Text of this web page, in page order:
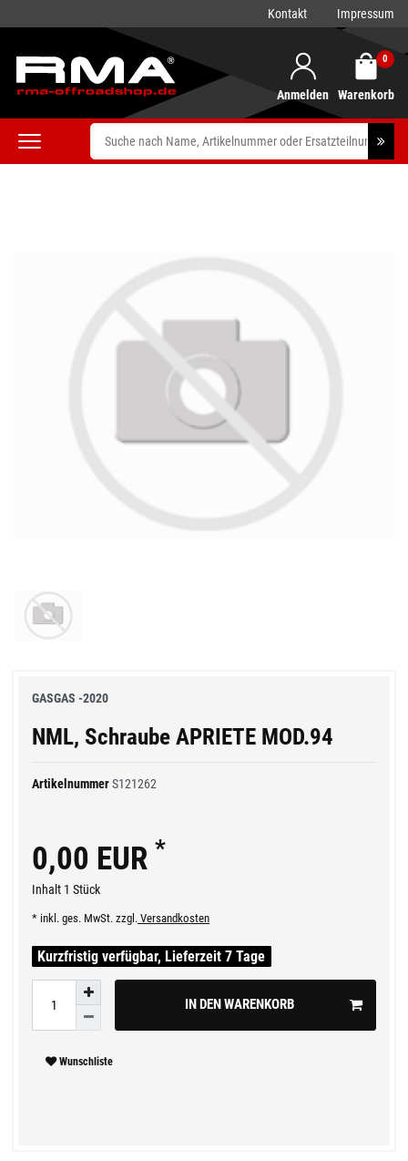
Kontakt Impressum
Anmelden
0
Warenkorb
GASGAS -2020
NML, Schraube APRIETE MOD.94
ArtikelnummerS121262
0,00 EUR *
Inhalt 1 Stück
* inkl. ges. MwSt. zzgl. Versandkosten
Kurzfristig verfügbar, Lieferzeit 7 Tage
IN DEN WARENKORB
Wunschliste